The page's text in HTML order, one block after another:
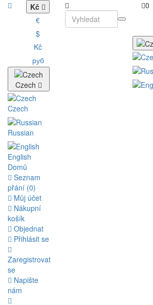
Kč
€
$
Kč
руб
Czech
Czech
Russian
English
Domů
Seznam
přání (0)
Můj účet
Nákupní
košík
Objednat
Přihlásit se
Zaregistrovat
se
Napište
nám
0